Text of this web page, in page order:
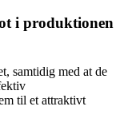
i produktionen
samtidig med at de
til et attraktivt